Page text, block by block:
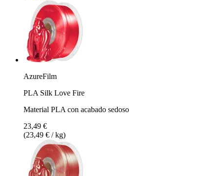
AzureFilm
PLA Silk Love Fire
Material PLA con acabado sedoso
23,49 €
(23,49 € / kg)